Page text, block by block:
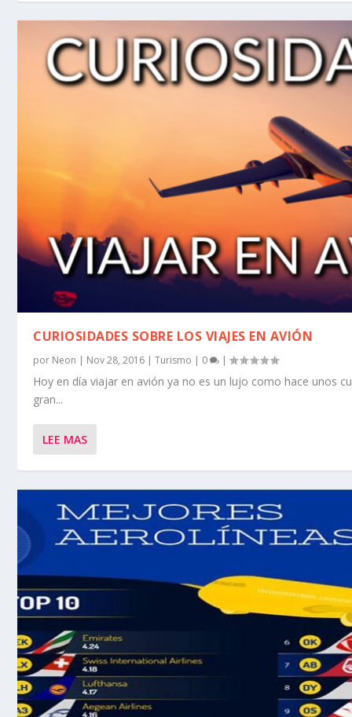
CURIOSIDADES SOBRE LOS VIAJES EN AVIÓN
por Neon | Nov 28, 2016 |Turismo | 0 |
Hoy en día viajar en avión ya no es un lujo como hace unos
gran...
LEE MAS